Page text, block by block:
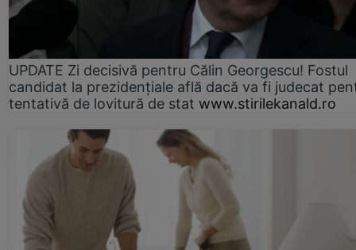
UPDATE Zi decisivă pentru Călin Georgescu! Fostul
candidat la prezidențiale află dacă va fi judecat
tentativă de lovitură de stat www.stirilekanald.ro